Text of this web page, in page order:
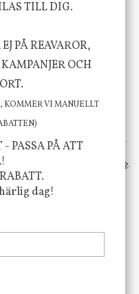
INFO KÖP
upplevelse och
ditt hem! Med
dess färgpalett
produkter som
det lilla extra för
@JBHOME
TILL DIG.
PÅ REAVAROR,
OCH
KOMMER VI MANUELLT
PASSA PÅ ATT
dag!